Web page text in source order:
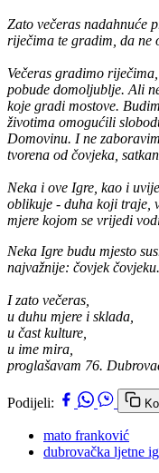
Zato večeras nadahnuće
riječima te gradim, da ne
Večeras gradimo
pobude domoljublje. Ali
koje gradi mostove.
životima omogućili
Domovinu. I ne
tvorena od čovjeka,
Neka i ove Igre, kao i
oblikuje - duha koji traje,
mjere kojom se vrijedi
Neka Igre budu mjesto
najvažnije: čovjek čovjeku.
I zato večeras,
u duhu mjere i sklada,
u čast kulture,
u ime mira,
proglašavam 76.
Podijeli:
mato franković
dubrovačka ljetne